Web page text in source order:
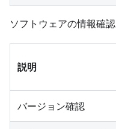
ソフトウェアの情報確認
説明
バージョン確認